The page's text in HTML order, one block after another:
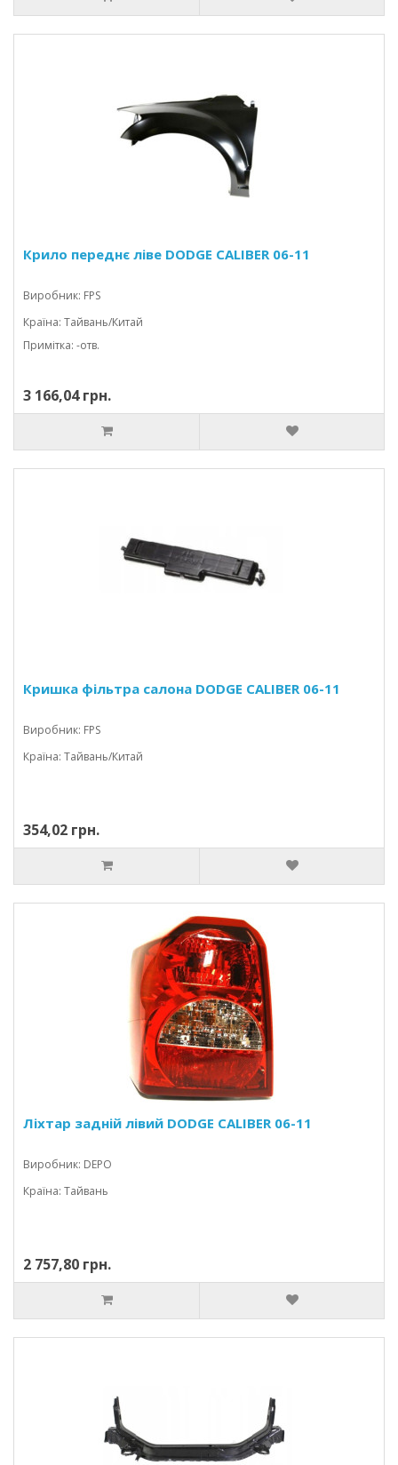
Крило переднє ліве DODGE CALIBER 06-11
Виробник: FPS
Країна: Тайвань/Китай
Примітка: -отв.
3 166,04 грн.
Кришка фільтра салона DODGE CALIBER 06-11
Виробник: FPS
Країна: Тайвань/Китай
354,02 грн.
Ліхтар задній лівий DODGE CALIBER 06-11
Виробник: DEPO
Країна: Тайвань
2 757,80 грн.